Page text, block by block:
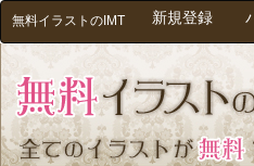
無料イラストのIMT 新規登録